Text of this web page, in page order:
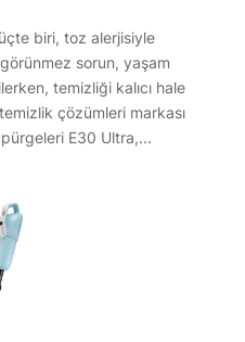
biri, toz alerjisiyle
sorun, yaşam
temizliği kalıcı hale
çözümleri markası
E30 Ultra,...